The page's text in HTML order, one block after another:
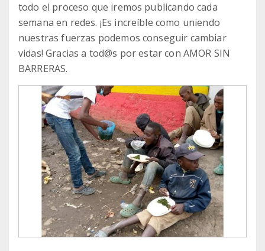
todo el proceso que iremos publicando cada
semana en redes. ¡Es increíble como uniendo
nuestras fuerzas podemos conseguir cambiar
vidas! Gracias a tod@s por estar con AMOR SIN
BARRERAS.